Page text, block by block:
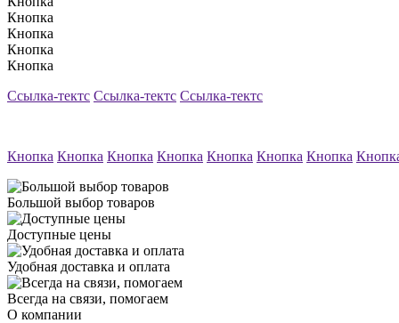
Кнопка
Кнопка
Кнопка
Кнопка
Ссылка-тектс Ссылка-тектс Ссылка-тектс
Кнопка Кнопка Кнопка Кнопка Кнопка Кнопка Кнопка
Большой выбор товаров
Доступные цены
Удобная доставка и оплата
Всегда на связи, помогаем
О компании